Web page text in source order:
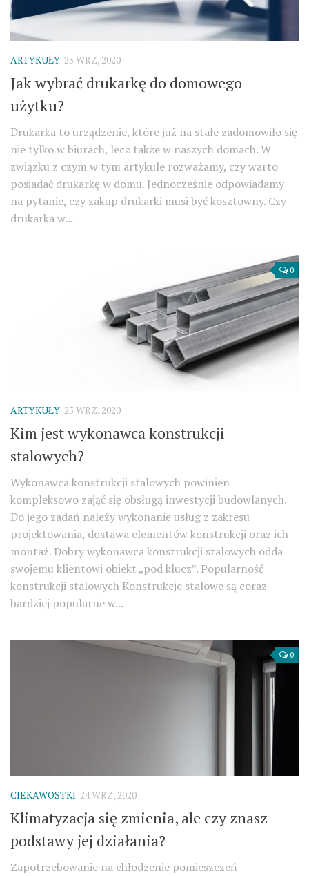
ARTYKUŁY 25 WRZ, 2020
Jak wybrać drukarkę do domowego
użytku?
Drukarka to urządzenie, które już na stałe zadomowiło się
nie tylko w biurach, lecz także w naszych domach. W
związku z czym w tym artykule rozważamy, czy warto
posiadać drukarkę w domu. Jednocześnie odpowiadamy
na pytanie, czy zakup drukarki musi być kosztowny. Czy
drukarka w...
0
ARTYKUŁY 25 WRZ, 2020
Kim jest wykonawca konstrukcji
stalowych?
Wykonawca konstrukcji stalowych powinien
kompleksowo zająć się obsługą inwestycji budowlanych.
Do jego zadań należy wykonanie usług z zakresu
projektowania, dostawa elementów konstrukcji oraz ich
montaż. Dobry wykonawca konstrukcji stalowych odda
swojemu klientowi obiekt „pod klucz”. Popularność
konstrukcji stalowych Konstrukcje stalowe są coraz
bardziej popularne w...
0
CIEKAWOSTKI 24 WRZ, 2020
Klimatyzacja się zmienia, ale czy znasz
podstawy jej działania?
Zapotrzebowanie na chłodzenie pomieszczeń